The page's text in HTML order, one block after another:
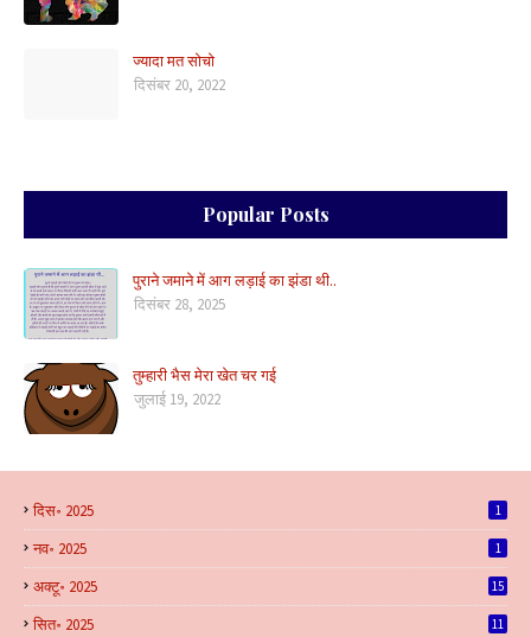
ज्यादा मत सोचो
दिसंबर 20, 2022
Popular Posts
पुराने जमाने में आग लड़ाई का झंडा थी..
दिसंबर 28, 2025
तुम्हारी भैस मेरा खेत चर गई
जुलाई 19, 2022
दिस॰ 2025 1
नव॰ 2025 1
अक्टू॰ 2025 15
सित॰ 2025 11